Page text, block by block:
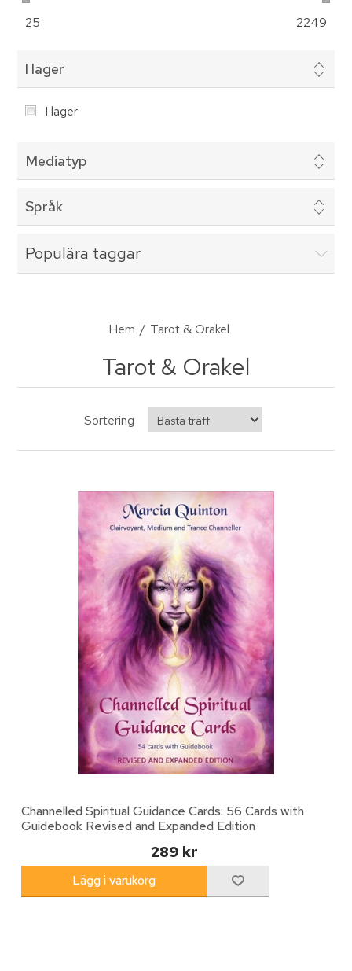
25 2249
I lager
I lager
Mediatyp
Språk
Populära taggar
Hem / Tarot & Orakel
Tarot & Orakel
Sortering
Channelled Spiritual Guidance Cards: 56 Cards with
Guidebook Revised and Expanded Edition
289 kr